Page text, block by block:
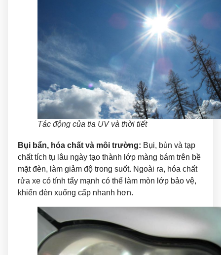
Tác động của tia UV và thời tiết
Bụi bẩn, hóa chất và môi trường: Bụi, bùn và tạp
chất tích tụ lâu ngày tạo thành lớp màng bám trên bề
mặt đèn, làm giảm độ trong suốt. Ngoài ra, hóa chất
rửa xe có tính tẩy mạnh có thể làm mòn lớp bảo vệ,
khiến đèn xuống cấp nhanh hơn.